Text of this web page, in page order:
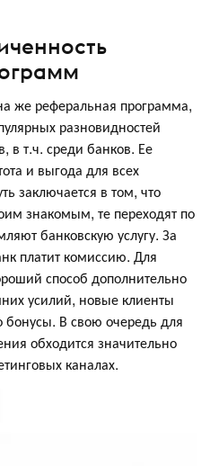
же реферальная программа,
разновидностей
в т.ч. среди банков. Ее
и выгода для всех
заключается в том, что
знакомым, те переходят по
банковскую услугу. За
платит комиссию. Для
способ дополнительно
усилий, новые клиенты
бонусы. В свою очередь для
обходится значительно
каналах.